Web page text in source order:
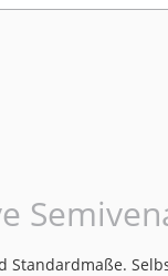
Standardmaße.